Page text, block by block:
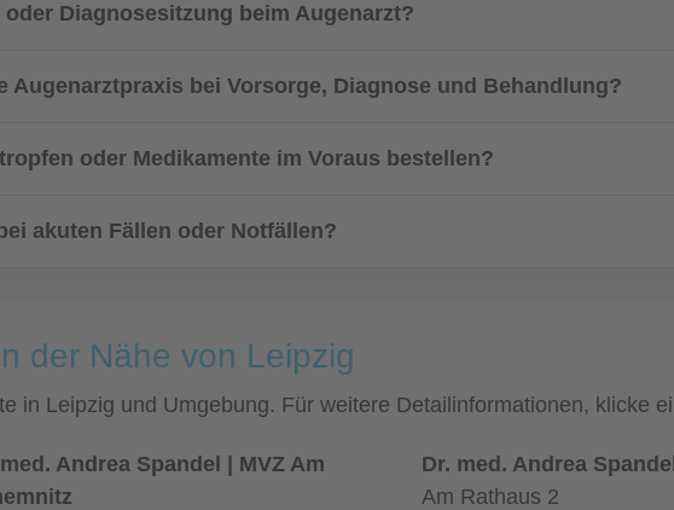
Diagnosesitzung beim Augenarzt?
Augenarztpraxis bei Vorsorge, Diagnose und Behandlung?
oder Medikamente im Voraus bestellen?
akuten Fällen oder Notfällen?
der Nähe von Leipzig
in Leipzig und Umgebung. Für weitere Detailinformationen, klicke
Andrea Spandel | MVZ Am
Dr. med. Andrea Spandel
Am Rathaus 2